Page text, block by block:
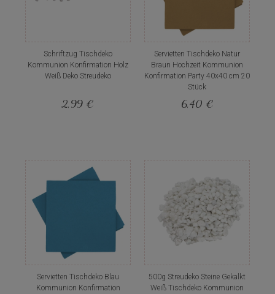
Schriftzug Tischdeko
Kommunion Konfirmation Holz
Weiß Deko Streudeko
2,99 €
Servietten Tischdeko Natur
Braun Hochzeit Kommunion
Konfirmation Party 40x40 cm 20
Stück
6,40 €
Servietten Tischdeko Blau
Kommunion Konfirmation
500g Streudeko Steine Gekalkt
Weiß Tischdeko Kommunion